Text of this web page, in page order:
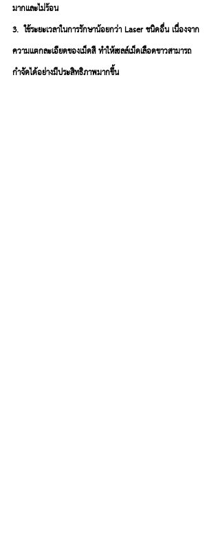
มากและไม่ร้อน
3. ใช้ระยะเวลาในการรักษาน้อยกว่า Laser ชนิดอื่น เนื่องจาก
ความแตกละเอียดของเม็ดสี ทำให้เซลล์เม็ดเลือดขาวสามารถ
กำจัดได้อย่างมีประสิทธิภาพมากขึ้น